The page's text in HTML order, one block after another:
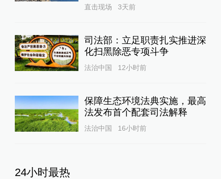
直击现场 3天前
司法部：立足职责扎实推进深
化扫黑除恶专项斗争
法治中国 12小时前
保障生态环境法典实施，最高
法发布首个配套司法解释
法治中国 16小时前
24小时最热